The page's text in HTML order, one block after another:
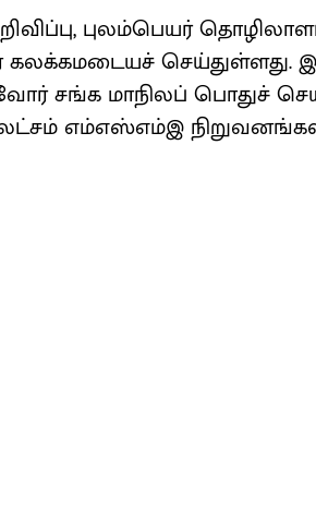
புலம்​பெயர்
செய்​துள்​ளது.
சங்க மாநிலப் பொதுச்
லட்​சம் எம்​எஸ்​எம்இ